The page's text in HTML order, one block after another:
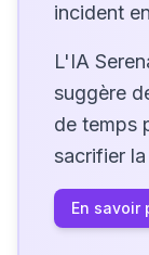
incident
L'IA
suggère
de temps
sacrifier
En savoir